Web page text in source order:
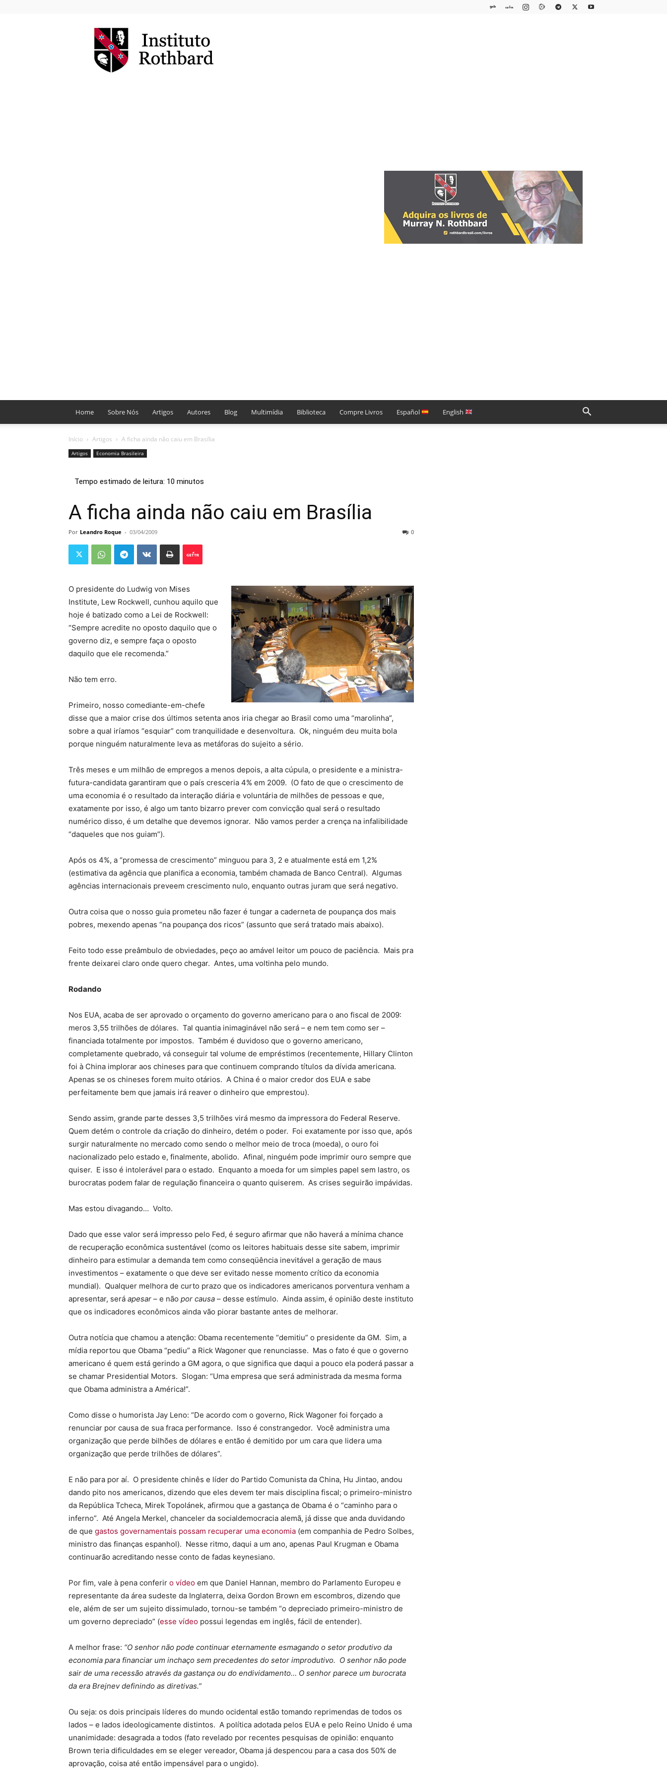
Instituto
Rothbard
Brasil
Home Sobre Nós Artigos Autores Blog Multimídia Biblioteca Compre Livros Español English
Início Artigos A ficha ainda não caiu em Brasília
Artigos Economia Brasileira
A ficha ainda não caiu em Brasília
Por Leandro Roque - 03/04/2009 0
O presidente do Ludwig von Mises
Institute, Lew Rockwell, cunhou aquilo que
hoje é batizado como a Lei de Rockwell:
“Sempre acredite no oposto daquilo que o
governo diz, e sempre faça o oposto
daquilo que ele recomenda.”
Não tem erro.
Primeiro, nosso comediante-em-chefe
disse que a maior crise dos últimos setenta anos iria chegar ao Brasil como uma “marolinha”,
sobre a qual iríamos “esquiar” com tranquilidade e desenvoltura. Ok, ninguém deu muita bola
porque ninguém naturalmente leva as metáforas do sujeito a sério.
Três meses e um milhão de empregos a menos depois, a alta cúpula, o presidente e a ministra-
futura-candidata garantiram que o país cresceria 4% em 2009. (O fato de que o crescimento de
uma economia é o resultado da interação diária e voluntária de milhões de pessoas e que,
exatamente por isso, é algo um tanto bizarro prever com convicção qual será o resultado
numérico disso, é um detalhe que devemos ignorar. Não vamos perder a crença na infalibilidade
“daqueles que nos guiam”).
Após os 4%, a “promessa de crescimento” minguou para 3, 2 e atualmente está em 1,2%
(estimativa da agência que planifica a economia, também chamada de Banco Central). Algumas
agências internacionais preveem crescimento nulo, enquanto outras juram que será negativo.
Outra coisa que o nosso guia prometeu não fazer é tungar a caderneta de poupança dos mais
pobres, mexendo apenas “na poupança dos ricos” (assunto que será tratado mais abaixo).
Feito todo esse preâmbulo de obviedades, peço ao amável leitor um pouco de paciência. Mais pra
frente deixarei claro onde quero chegar. Antes, uma voltinha pelo mundo.
Rodando
Nos EUA, acaba de ser aprovado o orçamento do governo americano para o ano fiscal de 2009:
meros 3,55 trilhões de dólares. Tal quantia inimaginável não será – e nem tem como ser –
financiada totalmente por impostos. Também é duvidoso que o governo americano,
completamente quebrado, vá conseguir tal volume de empréstimos (recentemente, Hillary Clinton
foi à China implorar aos chineses para que continuem comprando títulos da dívida americana.
Apenas se os chineses forem muito otários. A China é o maior credor dos EUA e sabe
perfeitamente bem que jamais irá reaver o dinheiro que emprestou).
Sendo assim, grande parte desses 3,5 trilhões virá mesmo da impressora do Federal Reserve.
Quem detém o controle da criação do dinheiro, detém o poder. Foi exatamente por isso que, após
surgir naturalmente no mercado como sendo o melhor meio de troca (moeda), o ouro foi
nacionalizado pelo estado e, finalmente, abolido. Afinal, ninguém pode imprimir ouro sempre que
quiser. E isso é intolerável para o estado. Enquanto a moeda for um simples papel sem lastro, os
burocratas podem falar de regulação financeira o quanto quiserem. As crises seguirão impávidas.
Mas estou divagando… Volto.
Dado que esse valor será impresso pelo Fed, é seguro afirmar que não haverá a mínima chance
de recuperação econômica sustentável (como os leitores habituais desse site sabem, imprimir
dinheiro para estimular a demanda tem como conseqüência inevitável a geração de maus
investimentos – exatamente o que deve ser evitado nesse momento crítico da economia
mundial). Qualquer melhora de curto prazo que os indicadores americanos porventura venham a
apresentar, será apesar – e não por causa – desse estímulo. Ainda assim, é opinião deste instituto
que os indicadores econômicos ainda vão piorar bastante antes de melhorar.
Outra notícia que chamou a atenção: Obama recentemente “demitiu” o presidente da GM. Sim, a
mídia reportou que Obama “pediu” a Rick Wagoner que renunciasse. Mas o fato é que o governo
americano é quem está gerindo a GM agora, o que significa que daqui a pouco ela poderá passar a
se chamar Presidential Motors. Slogan: “Uma empresa que será administrada da mesma forma
que Obama administra a América!”.
Como disse o humorista Jay Leno: “De acordo com o governo, Rick Wagoner foi forçado a
renunciar por causa de sua fraca performance. Isso é constrangedor. Você administra uma
organização que perde bilhões de dólares e então é demitido por um cara que lidera uma
organização que perde trilhões de dólares”.
E não para por aí. O presidente chinês e líder do Partido Comunista da China, Hu Jintao, andou
dando pito nos americanos, dizendo que eles devem ter mais disciplina fiscal; o primeiro-ministro
da República Tcheca, Mirek Topolánek, afirmou que a gastança de Obama é o “caminho para o
inferno”. Até Angela Merkel, chanceler da socialdemocracia alemã, já disse que anda duvidando
de que gastos governamentais possam recuperar uma economia (em companhia de Pedro Solbes,
ministro das finanças espanhol). Nesse ritmo, daqui a um ano, apenas Paul Krugman e Obama
continuarão acreditando nesse conto de fadas keynesiano.
Por fim, vale à pena conferir o vídeo em que Daniel Hannan, membro do Parlamento Europeu e
representante da área sudeste da Inglaterra, deixa Gordon Brown em escombros, dizendo que
ele, além de ser um sujeito dissimulado, tornou-se também “o depreciado primeiro-ministro de
um governo depreciado” (esse vídeo possui legendas em inglês, fácil de entender).
A melhor frase: “O senhor não pode continuar eternamente esmagando o setor produtivo da
economia para financiar um inchaço sem precedentes do setor improdutivo. O senhor não pode
sair de uma recessão através da gastança ou do endividamento… O senhor parece um burocrata
da era Brejnev definindo as diretivas.”
Ou seja: os dois principais líderes do mundo ocidental estão tomando reprimendas de todos os
lados – e lados ideologicamente distintos. A política adotada pelos EUA e pelo Reino Unido é uma
unanimidade: desagrada a todos (fato revelado por recentes pesquisas de opinião: enquanto
Brown teria dificuldades em se eleger vereador, Obama já despencou para a casa dos 50% de
aprovação, coisa até então impensável para o ungido).